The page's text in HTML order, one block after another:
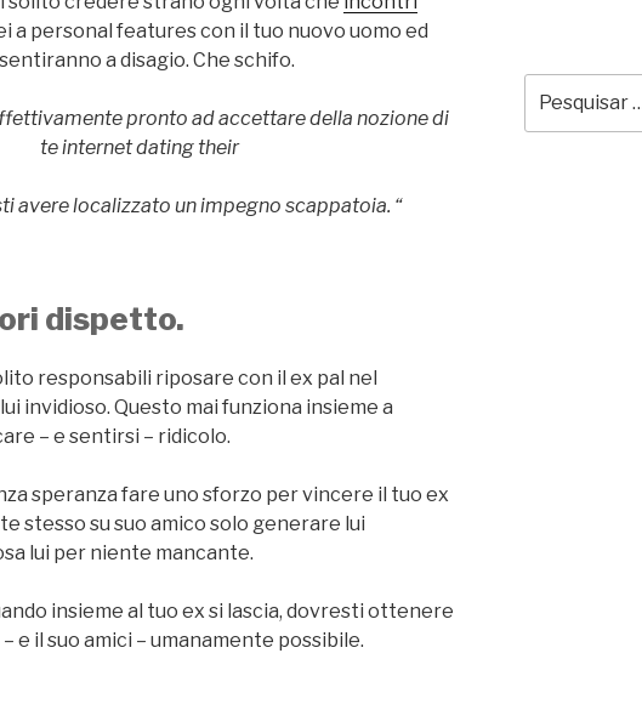
a personal features con il tuo nuovo uomo ed
a disagio. Che schifo.
pronto ad accettare della nozione di
te internet dating their
avere localizzato un impegno scappatoia. “
dispetto.
responsabili riposare con il ex pal nel
invidioso. Questo mai funziona insieme a
– e sentirsi – ridicolo.
speranza fare uno sforzo per vincere il tuo ex
stesso su suo amico solo generare lui
lui per niente mancante.
insieme al tuo ex si lascia, dovresti ottenere
e il suo amici – umanamente possibile.
por: